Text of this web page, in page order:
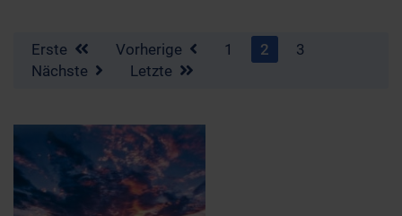
Erste Vorherige 1 2
3
Nächste
Letzte